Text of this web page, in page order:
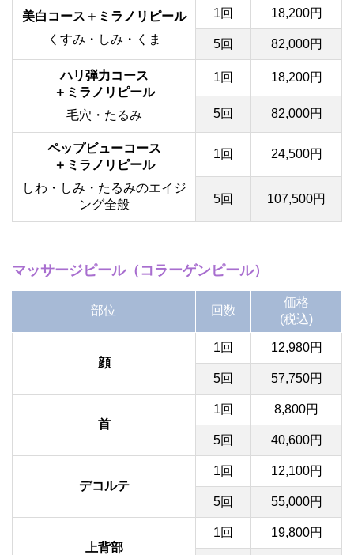
美白コース＋ミラノリピール
くすみ・しみ・くま
1回 18,200円
5回 82,000円
ハリ弾力コース
＋ミラノリピール
毛穴・たるみ
1回 18,200円
5回 82,000円
ペップビューコース
＋ミラノリピール
しわ・しみ・たるみのエイジ
ング全般
1回 24,500円
5回 107,500円
マッサージピール（コラーゲンピール）
部位 回数
価格
(税込)
顔
1回 12,980円
5回 57,750円
首
1回 8,800円
5回 40,600円
デコルテ
1回 12,100円
5回 55,000円
上背部
1回 19,800円